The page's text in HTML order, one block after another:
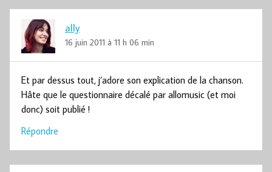
ally
16 juin 2011 à 11 h 06 min
Et par dessus tout, j’adore son explication de la chanson.
Hâte que le questionnaire décalé par allomusic (et moi
donc) soit publié !
Répondre